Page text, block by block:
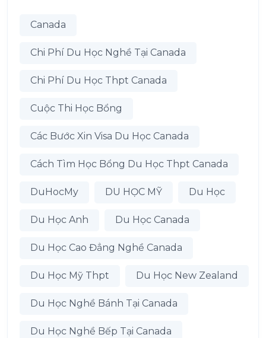
Canada
Chi Phí Du Học Nghề Tại Canada
Chi Phí Du Học Thpt Canada
Cuộc Thi Học Bổng
Các Bước Xin Visa Du Học Canada
Cách Tìm Học Bổng Du Học Thpt Canada
DuHocMy DU HỌC MỸ Du Học
Du Học Anh Du Học Canada
Du Học Cao Đẳng Nghề Canada
Du Học Mỹ Thpt Du Học New Zealand
Du Học Nghề Bánh Tại Canada
Du Học Nghề Bếp Tại Canada